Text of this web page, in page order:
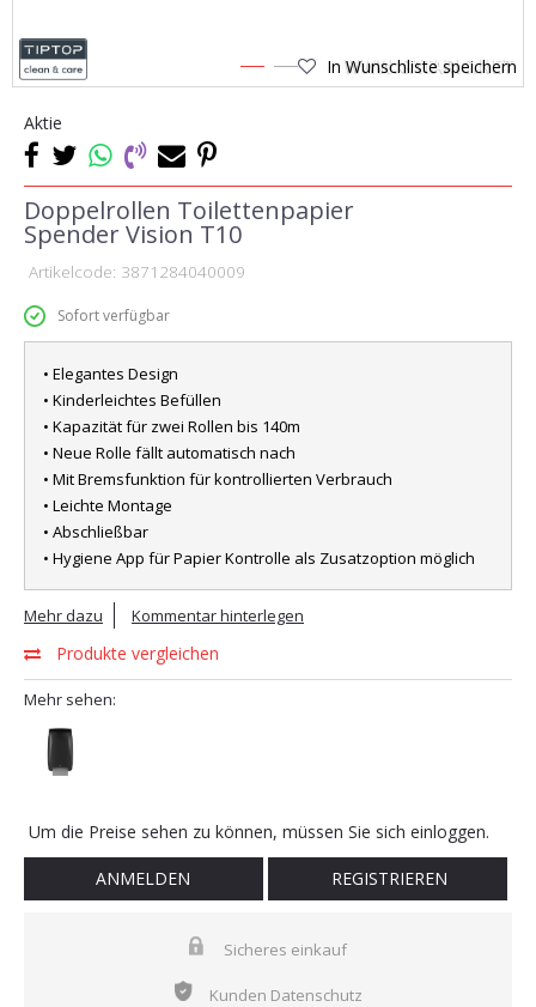
1 2 In Wunschliste speichern
Aktie
Doppelrollen Toilettenpapier
Spender Vision T10
Artikelcode: 3871284040009
Sofort verfügbar
• Elegantes Design
• Kinderleichtes Befüllen
• Kapazität für zwei Rollen bis 140m
• Neue Rolle fällt automatisch nach
• Mit Bremsfunktion für kontrollierten Verbrauch
• Leichte Montage
• Abschließbar
• Hygiene App für Papier Kontrolle als Zusatzoption möglich
Mehr dazu Kommentar hinterlegen
Produkte vergleichen
Mehr sehen:
Um die Preise sehen zu können, müssen Sie sich einloggen.
ANMELDEN REGISTRIEREN
Sicheres einkauf
Kunden Datenschutz